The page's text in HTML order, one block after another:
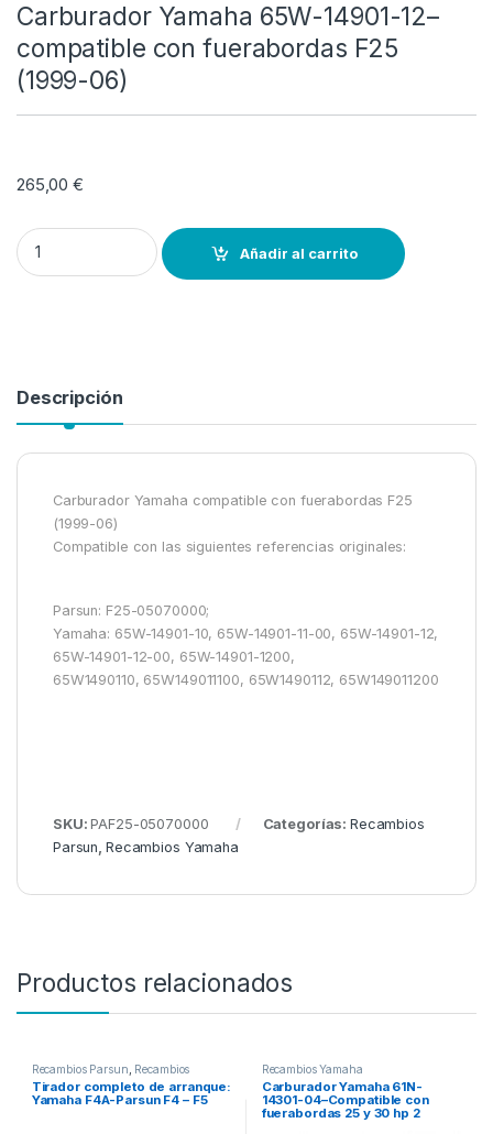
Carburador Yamaha 65W-14901-12–
compatible con fuerabordas F25
(1999-06)
265,00€
Carburador Yamaha 65W-14901-12-- compatible con fuerabordas
Añadir al carrito
Descripción
Carburador Yamaha compatible con fuerabordas F25
(1999-06)
Compatible con las siguientes referencias originales:
Parsun: F25-05070000;
Yamaha: 65W-14901-10, 65W-14901-11-00, 65W-14901-12,
65W-14901-12-00, 65W-14901-1200,
65W1490110, 65W149011100, 65W1490112, 65W149011200
SKU:PAF25-05070000 Categorías: Recambios
Parsun Recambios Yamaha
Productos relacionados
Recambios Parsun Recambios
Yamaha
Tirador completo de arranque:
Yamaha F4A-Parsun F4 – F5
Recambios Yamaha
Carburador Yamaha 61N-
14301-04–Compatible con
fuerabordas 25 y 30 hp 2